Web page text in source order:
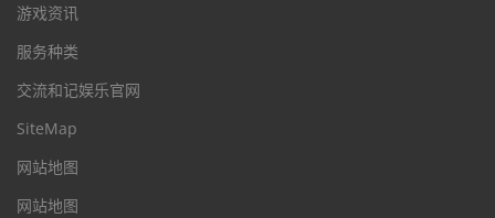
游戏资讯
服务种类
交流和记娱乐官网
SiteMap
网站地图
网站地图